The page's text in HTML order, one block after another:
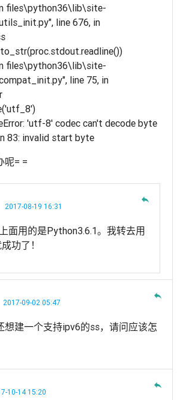
files\python36\lib\site-
line 676, in
files\python36\lib\site-
line 75, in
'utf-8' codec can't decode byte
83: invalid start byte
呢= =
2017-08-19 16:31
面用的是Python3.6.1。我转去用
功了！
reply
2017-09-02 05:47
想建一个支持ipv6的ss，请问应该怎
reply
10-14 15:20
reply